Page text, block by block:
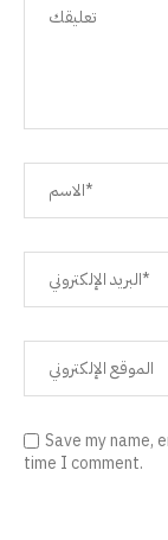
Save my name,
time I comment.